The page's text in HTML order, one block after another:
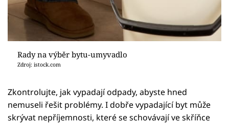
Rady na výběr bytu-umyvadlo
Zdroj: istock.com
Zkontrolujte, jak vypadají odpady, abyste hned
nemuseli řešit problémy. I dobře vypadající byt může
skrývat nepříjemnosti, které se schovávají ve skříňce